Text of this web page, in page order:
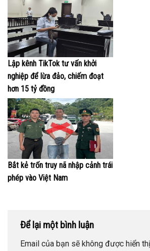
Lập kênh TikTok tư vấn khởi
nghiệp để lừa đảo, chiếm đoạt
hơn 15 tỷ đồng
Bắt kẻ trốn truy nã nhập cảnh trái
phép vào Việt Nam
Để lại một bình luận
Email của bạn sẽ không được hiển